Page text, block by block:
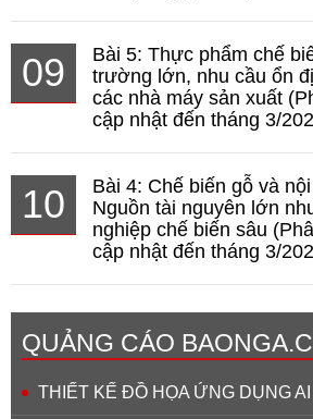
09
Bài 5: Thực phẩm chế
trường lớn, nhu cầu ổn
các nhà máy sản xuất
cập nhật đến tháng 3/
10
Bài 4: Chế biến gỗ và
Nguồn tài nguyên lớn
nghiệp chế biến sâu
cập nhật đến tháng 3/
QUẢNG CÁO
THIẾT KẾ ĐỒ HỌA ỨNG DỤNG